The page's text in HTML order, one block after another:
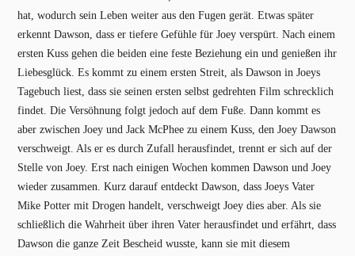
hat, wodurch sein Leben weiter aus den Fugen gerät. Etwas später
erkennt Dawson, dass er tiefere Gefühle für Joey verspürt. Nach einem
ersten Kuss gehen die beiden eine feste Beziehung ein und genießen ihr
Liebesglück. Es kommt zu einem ersten Streit, als Dawson in Joeys
Tagebuch liest, dass sie seinen ersten selbst gedrehten Film schrecklich
findet. Die Versöhnung folgt jedoch auf dem Fuße. Dann kommt es
aber zwischen Joey und Jack McPhee zu einem Kuss, den Joey Dawson
verschweigt. Als er es durch Zufall herausfindet, trennt er sich auf der
Stelle von Joey. Erst nach einigen Wochen kommen Dawson und Joey
wieder zusammen. Kurz darauf entdeckt Dawson, dass Joeys Vater
Mike Potter mit Drogen handelt, verschweigt Joey dies aber. Als sie
schließlich die Wahrheit über ihren Vater herausfindet und erfährt, dass
Dawson die ganze Zeit Bescheid wusste, kann sie mit diesem